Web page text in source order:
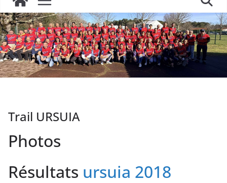
Trail URSUIA
Photos
Résultats ursuia 2018